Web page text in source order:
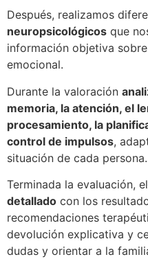
Después, realizamos
neuropsicológicos que
información objetiva
emocional.
Durante la valoración
memoria, la atención, el
procesamiento, la
control de impulsos,
situación de cada persona.
Terminada la evaluación,
detallado con los
recomendaciones
devolución explicativa y
dudas y orientar a la